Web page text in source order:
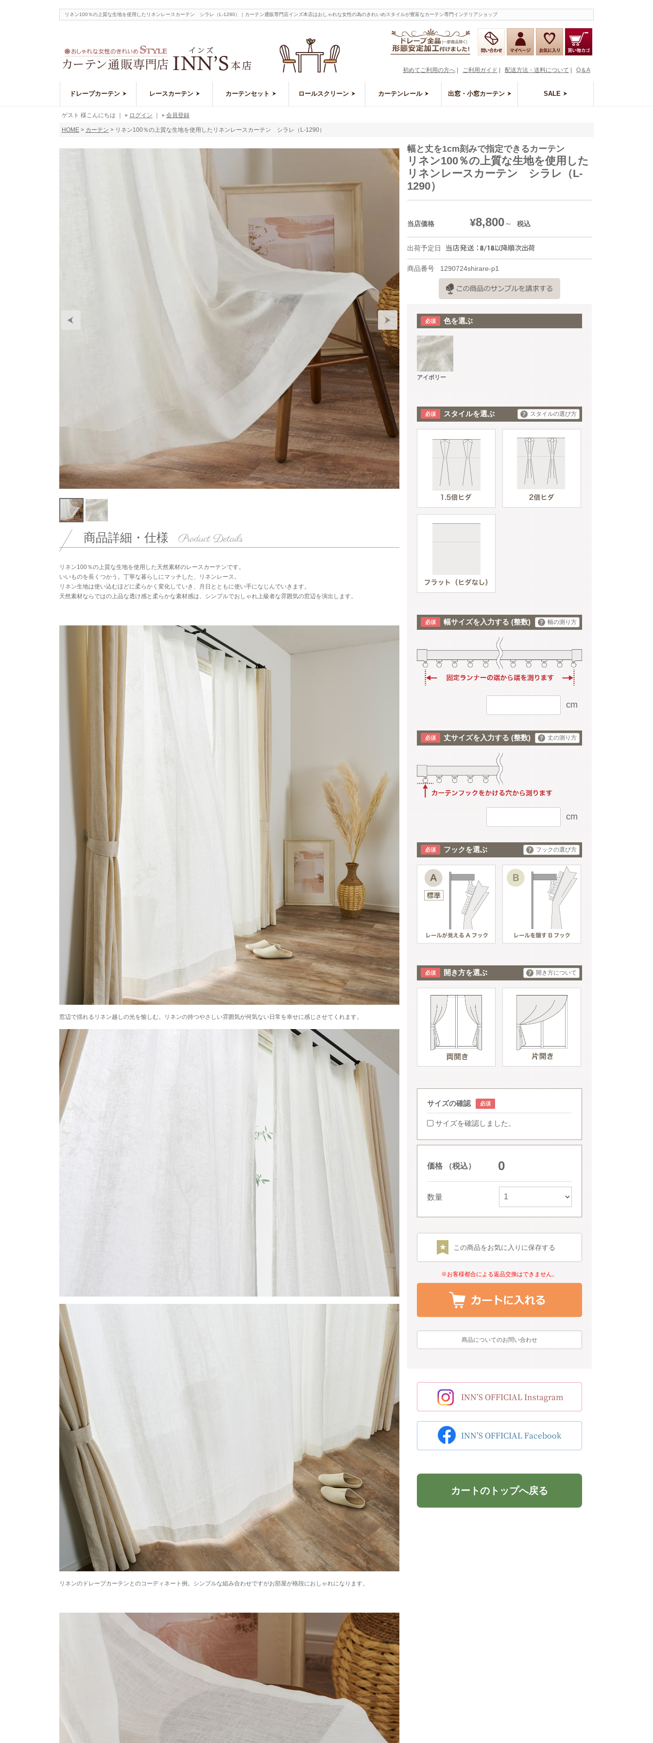
リネン100％の上質な生地を使用したリネンレースカーテン シラレ（L-1290）｜カーテン通販専門店インズ本店はおしゃれな女性の為のきれいめスタイルが豊富なカーテン専門インテリアショップ
Q＆A
配送方法・送料について
ご利用ガイド
初めてご利用の方へ
ドレープカーテン レースカーテン カーテンセット ロールスクリーン カーテンレール 出窓・小窓カーテン SALE
ゲスト 様こんにちは ログイン 会員登録
HOME カーテン リネン100％の上質な生地を使用したリネンレースカーテン シラレ（L-1290）
商品詳細・仕様
リネン100％の上質な生地を使用した天然素材のレースカーテンです。
いいものを長くつかう。丁寧な暮らしにマッチした、リネンレース。
リネン生地は使い込むほどに柔らかく変化していき、月日とともに使い手になじんでいきます。
天然素材ならではの上品な透け感と柔らかな素材感は、シンプルでおしゃれ上級者な雰囲気の窓辺を演出します。
窓辺で揺れるリネン越しの光を愉しむ。リネンの持つやさしい雰囲気が何気ない日常を幸せに感じさせてくれます。
リネンのドレープカーテンとのコーディネート例。シンプルな組み合わせですがお部屋が格段におしゃれになります。
幅と丈を1cm刻みで指定できるカーテン
リネン100％の上質な生地を使用した
リネンレースカーテン シラレ（L-
1290）
当店価格 ¥8,800 税込
出荷予定日
商品番号 1290724shirare-p1
色を選ぶ
アイボリー
スタイルを選ぶ スタイルの選び方
幅サイズを入力する (整数) 幅の測り方
cm
丈サイズを入力する (整数) 丈の測り方
cm
フックを選ぶ フックの選び方
開き方を選ぶ 開き方について
サイズの確認
サイズを確認しました。
価格 （税込） 0
数量
この商品をお気に入りに保存する
※お客様都合による返品交換はできません。
商品についてのお問い合わせ
カートのトップへ戻る